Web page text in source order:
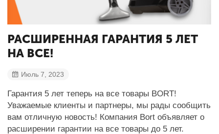
РАСШИРЕННАЯ ГАРАНТИЯ 5 ЛЕТ
НА ВСЕ!
Июль 7, 2023
Гарантия 5 лет теперь на все товары BORT!
Уважаемые клиенты и партнеры, мы рады сообщить
вам отличную новость! Компания Bort объявляет о
расширении гарантии на все товары до 5 лет.